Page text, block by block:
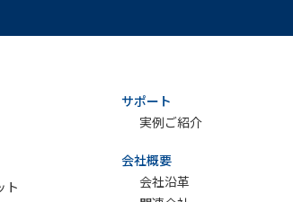
ト
サポート
実例ご紹介
会社概要
会社沿革